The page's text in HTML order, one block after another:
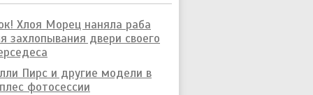
Хлоя Морец наняла раба
захлопывания двери своего
Пирс и другие модели в
фотосессии